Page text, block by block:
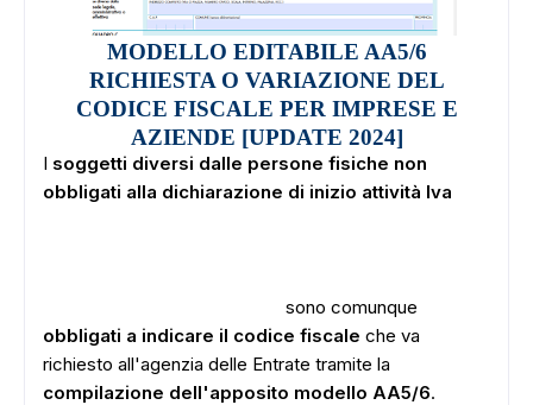
MODELLO EDITABILE AA5/6
RICHIESTA O VARIAZIONE DEL
CODICE FISCALE PER IMPRESE E
AZIENDE [UPDATE 2024]
I soggetti diversi dalle persone fisiche non
obbligati alla dichiarazione di inizio attività Iva
sono comunque
obbligati a indicare il codice fiscale che va
richiesto all'agenzia delle Entrate tramite la
compilazione dell'apposito modello AA5/6.